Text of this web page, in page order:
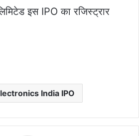
इस IPO का रजिस्ट्रार
India IPO